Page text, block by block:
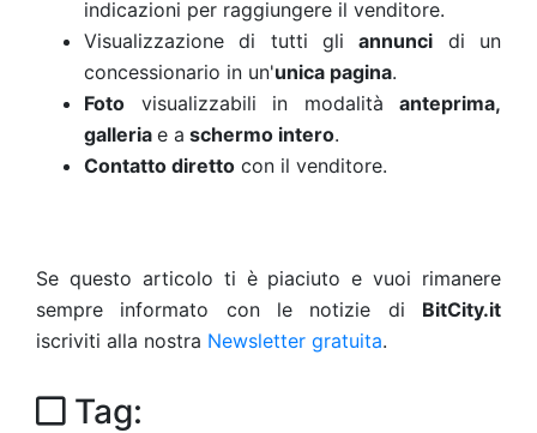
indicazioni per raggiungere il venditore.
Visualizzazione di tutti gliannunci di un
concessionario in un'unica pagina.
Foto visualizzabili in modalità anteprima,
galleria e a schermo intero.
Contatto diretto con il venditore.
Se questo articolo ti è piaciuto e vuoi rimanere
sempre informato con le notizie di BitCity.it
iscriviti alla nostra Newsletter gratuita.
Tag: